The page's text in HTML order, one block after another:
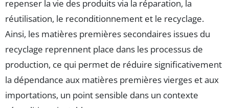
repenser la vie des produits via la réparation, la
réutilisation, le reconditionnement et le recyclage.
Ainsi, les matières premières secondaires issues du
recyclage reprennent place dans les processus de
production, ce qui permet de réduire significativement
la dépendance aux matières premières vierges et aux
importations, un point sensible dans un contexte